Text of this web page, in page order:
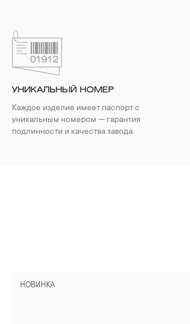
УНИКАЛЬНЫЙ НОМЕР
Каждое изделие имеет паспорт с
уникальным номером — гарантия
подлинности и качества завода.
НОВИНКА